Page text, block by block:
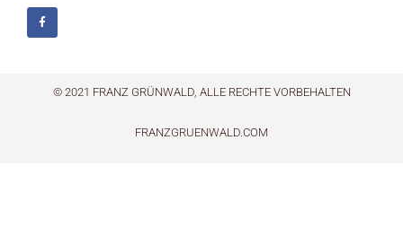
© 2021 FRANZ GRÜNWALD, ALLE RECHTE VORBEHALTEN
FRANZGRUENWALD.COM